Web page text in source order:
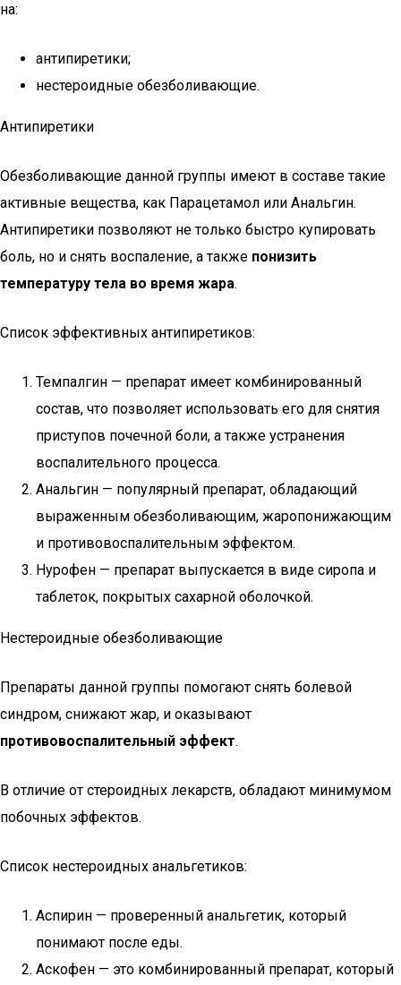
на:
антипиретики;
нестероидные обезболивающие.
Антипиретики
Обезболивающие данной группы имеют в составе такие
активные вещества, как Парацетамол или Анальгин.
Антипиретики позволяют не только быстро купировать
боль, но и снять воспаление, а также понизить
температуру тела во время жара.
Список эффективных антипиретиков:
Темпалгин — препарат имеет комбинированный
состав, что позволяет использовать его для снятия
приступов почечной боли, а также устранения
воспалительного процесса.
Анальгин — популярный препарат, обладающий
выраженным обезболивающим, жаропонижающим
и противовоспалительным эффектом.
Нурофен — препарат выпускается в виде сиропа и
таблеток, покрытых сахарной оболочкой.
Нестероидные обезболивающие
Препараты данной группы помогают снять болевой
синдром, снижают жар, и оказывают
противовоспалительный эффект.
В отличие от стероидных лекарств, обладают минимумом
побочных эффектов.
Список нестероидных анальгетиков:
Аспирин — проверенный анальгетик, который
понимают после еды.
Аскофен — это комбинированный препарат, который